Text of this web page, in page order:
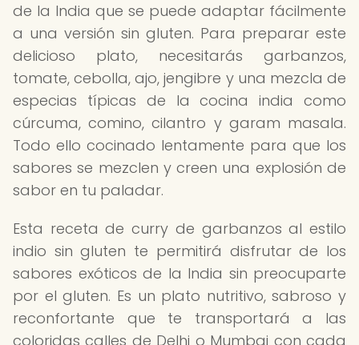
de la India que se puede adaptar fácilmente
a una versión sin gluten. Para preparar este
delicioso plato, necesitarás garbanzos,
tomate, cebolla, ajo, jengibre y una mezcla de
especias típicas de la cocina india como
cúrcuma, comino, cilantro y garam masala.
Todo ello cocinado lentamente para que los
sabores se mezclen y creen una explosión de
sabor en tu paladar.
Esta receta de curry de garbanzos al estilo
indio sin gluten te permitirá disfrutar de los
sabores exóticos de la India sin preocuparte
por el gluten. Es un plato nutritivo, sabroso y
reconfortante que te transportará a las
coloridas calles de Delhi o Mumbai con cada